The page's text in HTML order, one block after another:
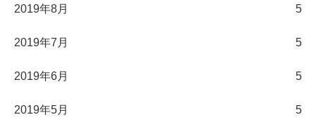
2019年8月 5
2019年7月 5
2019年6月 5
2019年5月 5